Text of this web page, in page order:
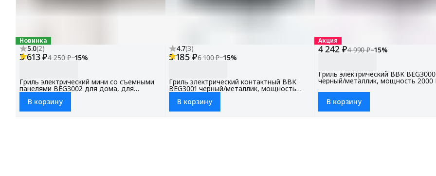
Новинка
5.0(2)
3 613 ₽4 250 ₽−15%
Гриль электрический мини со съемными
панелями BEG3002 для дома, для
шаурмы, защита от перегрева
В корзину
4.7(3)
5 185 ₽6 100 ₽−15%
Гриль электрический контактный BBK
BEG3001 черный/металлик, мощность
2000 Вт, электронное управление,
съемные панели
В корзину
Акция
4 242 ₽4 990 ₽−15%
Гриль электрический BBK BEG3000
черный/металлик, мощность 2000
механическое управление, съемные
панели
В корзину